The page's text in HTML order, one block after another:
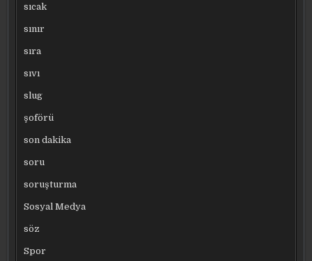
sıcak
sınır
sıra
sıvı
slug
şoförü
son dakika
soru
soruşturma
Sosyal Medya
söz
Spor